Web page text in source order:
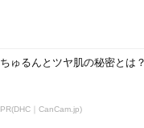
ちゅるんとツヤ肌の秘密とは？
PR(DHC｜CanCam.jp)